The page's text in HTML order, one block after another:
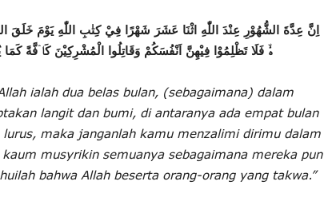
اِنَّ عِدَّةَ الشُّهُوْرِ عِنْدَ اللّٰهِ اثْنَا عَشَرَ شَهْرًا فِيْ كِتٰبِ اللّٰهِ يَوْمَ خَلَقَ
ەۙ فَلَا تَظْلِمُوْا فِيْهِنَّ اَنْفُسَكُمْ وَقَاتِلُوا الْمُشْرِكِيْنَ كَاۤفَّةً كَمَا
ialah dua belas bulan, (sebagaimana) dalam
langit dan bumi, di antaranya ada empat bulan
maka janganlah kamu menzalimi dirimu dalam
musyrikin semuanya sebagaimana mereka pun
bahwa Allah beserta orang-orang yang takwa.”